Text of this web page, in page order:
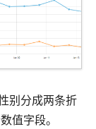
别分成两条折
值字段。